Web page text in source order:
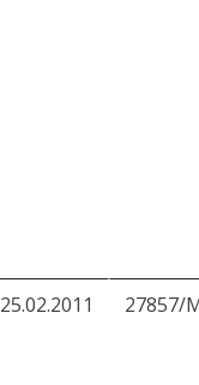
25.02.2011 27857/